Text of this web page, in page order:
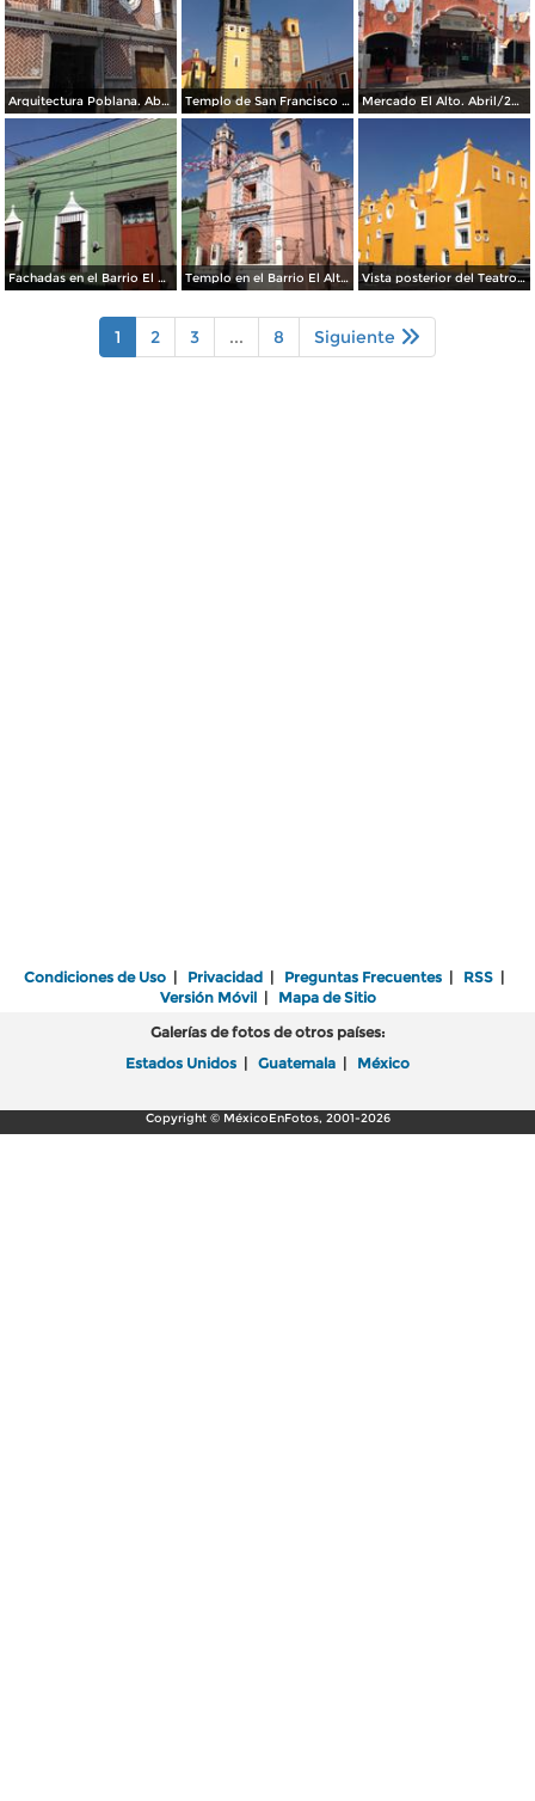
Arquitectura Poblana. Abril/2017 Templo de San Francisco de Asis. Abril/2017 Mercado El Alto. Abril/2017
Fachadas en el Barrio El Alto. Abril/2017 Templo en el Barrio El Alto. Abril/2017 Vista posterior del Teatro Principal. Abril/2017
1 2 3 ... 8 Siguiente
Condiciones de Uso | Privacidad | Preguntas Frecuentes | RSS |
Versión Móvil| Mapa de Sitio
Galerías de fotos de otros países:
Estados Unidos | Guatemala | México
Copyright © MéxicoEnFotos, 2001-2026